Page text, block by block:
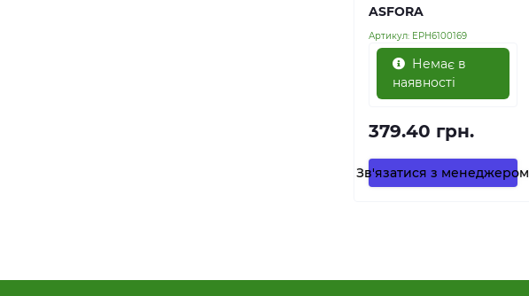
ASFORA
Артикул: EPH6100169
Немає в
наявності
379.40 грн.
Зв'язатися з менеджером